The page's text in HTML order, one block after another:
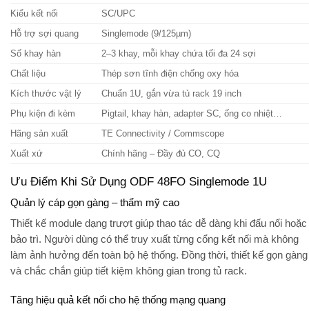
Kiểu kết nối
SC/UPC
Hỗ trợ sợi quang
Singlemode (9/125µm)
Số khay hàn
2–3 khay, mỗi khay chứa tối đa 24 sợi
Chất liệu
Thép sơn tĩnh điện chống oxy hóa
Kích thước vật lý
Chuẩn 1U, gắn vừa tủ rack 19 inch
Phụ kiện đi kèm
Pigtail, khay hàn, adapter SC, ống co nhiệt…
Hãng sản xuất
TE Connectivity / Commscope
Xuất xứ
Chính hãng – Đầy đủ CO, CQ
Ưu Điểm Khi Sử Dụng ODF 48FO Singlemode 1U
Quản lý cáp gọn gàng – thẩm mỹ cao
Thiết kế module dạng trượt giúp thao tác dễ dàng khi đấu nối hoặc
bảo trì. Người dùng có thể truy xuất từng cổng kết nối mà không
làm ảnh hưởng đến toàn bộ hệ thống. Đồng thời, thiết kế gọn gàng
và chắc chắn giúp tiết kiệm không gian trong tủ rack.
Tăng hiệu quả kết nối cho hệ thống mạng quang